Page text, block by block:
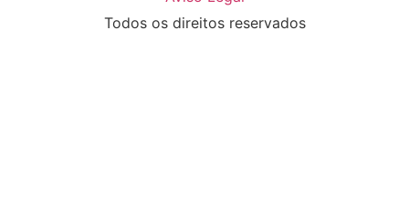
Todos os direitos reservados